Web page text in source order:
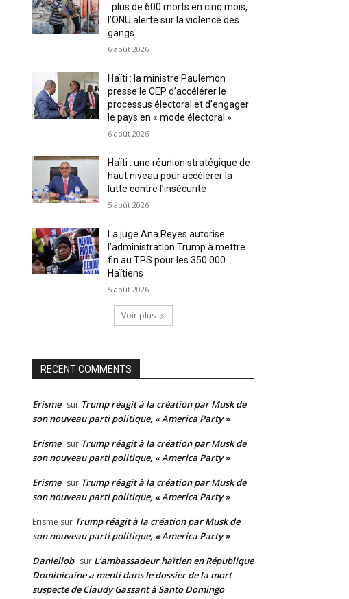
: plus de 600 morts en cinq mois,
l’ONU alerte sur la violence des
gangs
6 août 2026
Haïti : la ministre Paulemon
presse le CEP d’accélérer le
processus électoral et d’engager
le pays en « mode électoral »
6 août 2026
Haïti : une réunion stratégique de
haut niveau pour accélérer la
lutte contre l’insécurité
5 août 2026
La juge Ana Reyes autorise
l’administration Trump à mettre
fin au TPS pour les 350 000
Haïtiens
5 août 2026
Voir plus
RECENT COMMENTS
Erisme sur Trump réagit à la création par Musk de
son nouveau parti politique, « America Party »
Erisme sur Trump réagit à la création par Musk de
son nouveau parti politique, « America Party »
Erisme sur Trump réagit à la création par Musk de
son nouveau parti politique, « America Party »
Erisme sur Trump réagit à la création par Musk de
son nouveau parti politique, « America Party »
Daniellob sur L’ambassadeur haïtien en République
Dominicaine a menti dans le dossier de la mort
suspecte de Claudy Gassant à Santo Domingo